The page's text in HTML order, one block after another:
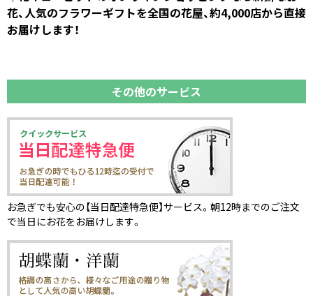
花、人気のフラワーギフトを全国の花屋、約4,000店から直接
お届けします！
その他のサービス
お急ぎでも安心の【当日配達特急便】サービス。朝12時までのご注文
で当日にお花をお届けします。